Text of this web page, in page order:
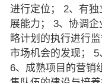
进行定位； 2、有
展能力； 3、协调
略计划的执行进行
市场机会的发现； 5
6、成熟项目的营销